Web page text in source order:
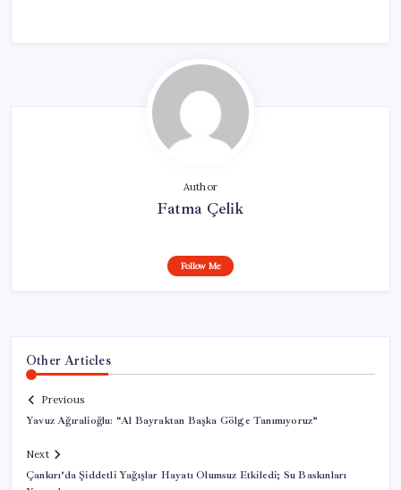
Author
Fatma Çelik
Follow Me
Other Articles
Previous
Yavuz Ağıralioğlu: “Al Bayraktan Başka Gölge Tanımıyoruz”
Next
Çankırı’da Şiddetli Yağışlar Hayatı Olumsuz Etkiledi; Su Baskınları